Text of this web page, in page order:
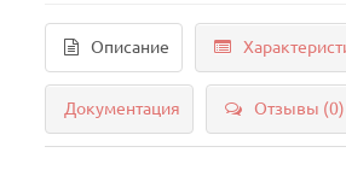
Описание
Документация Отзывы (0)